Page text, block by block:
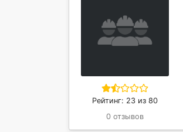
Рейтинг: 23 из 80
0 отзывов